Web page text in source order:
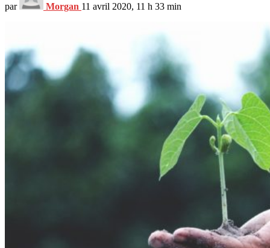
par Morgan 11 avril 2020, 11 h 33 min